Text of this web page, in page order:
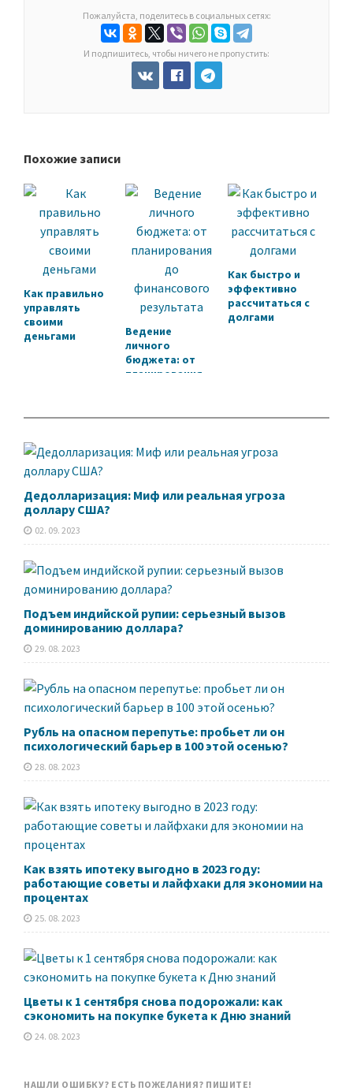
Пожалуйста, поделитесь в социальных сетях:
И подпишитесь, чтобы ничего не пропустить:
Похожие записи
Как правильно
управлять
своими
деньгами
Ведение
личного
бюджета: от
планирования
Как быстро и
эффективно
рассчитаться с
долгами
Дедолларизация: Миф или реальная угроза
доллару США?
02. 09. 2023
Подъем индийской рупии: серьезный вызов
доминированию доллара?
29. 08. 2023
Рубль на опасном перепутье: пробьет ли он
психологический барьер в 100 этой осенью?
28. 08. 2023
Как взять ипотеку выгодно в 2023 году:
работающие советы и лайфхаки для экономии на
процентах
25. 08. 2023
Цветы к 1 сентября снова подорожали: как
сэкономить на покупке букета к Дню знаний
24. 08. 2023
НАШЛИ ОШИБКУ? ЕСТЬ ПОЖЕЛАНИЯ? ПИШИТЕ!